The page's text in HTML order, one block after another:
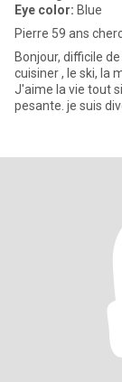
Eye color: Blue
Pierre 59 ans
Bonjour, difficile
cuisiner , le ski, la
J'aime la vie tout
pesante. je suis